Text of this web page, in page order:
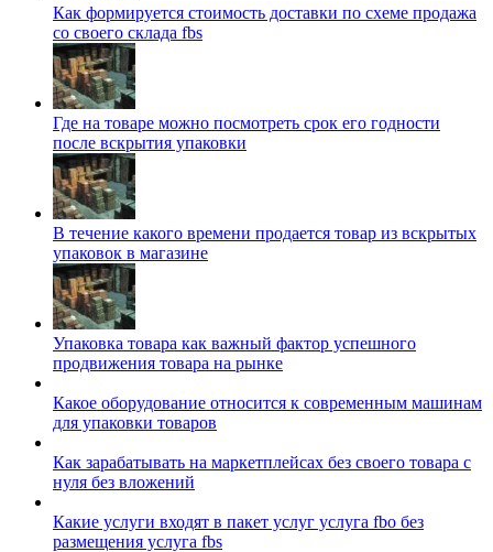
Как формируется стоимость доставки по схеме продажа
со своего склада fbs
Где на товаре можно посмотреть срок его годности
после вскрытия упаковки
В течение какого времени продается товар из вскрытых
упаковок в магазине
Упаковка товара как важный фактор успешного
продвижения товара на рынке
Какое оборудование относится к современным машинам
для упаковки товаров
Как зарабатывать на маркетплейсах без своего товара с
нуля без вложений
Какие услуги входят в пакет услуг услуга fbo без
размещения услуга fbs